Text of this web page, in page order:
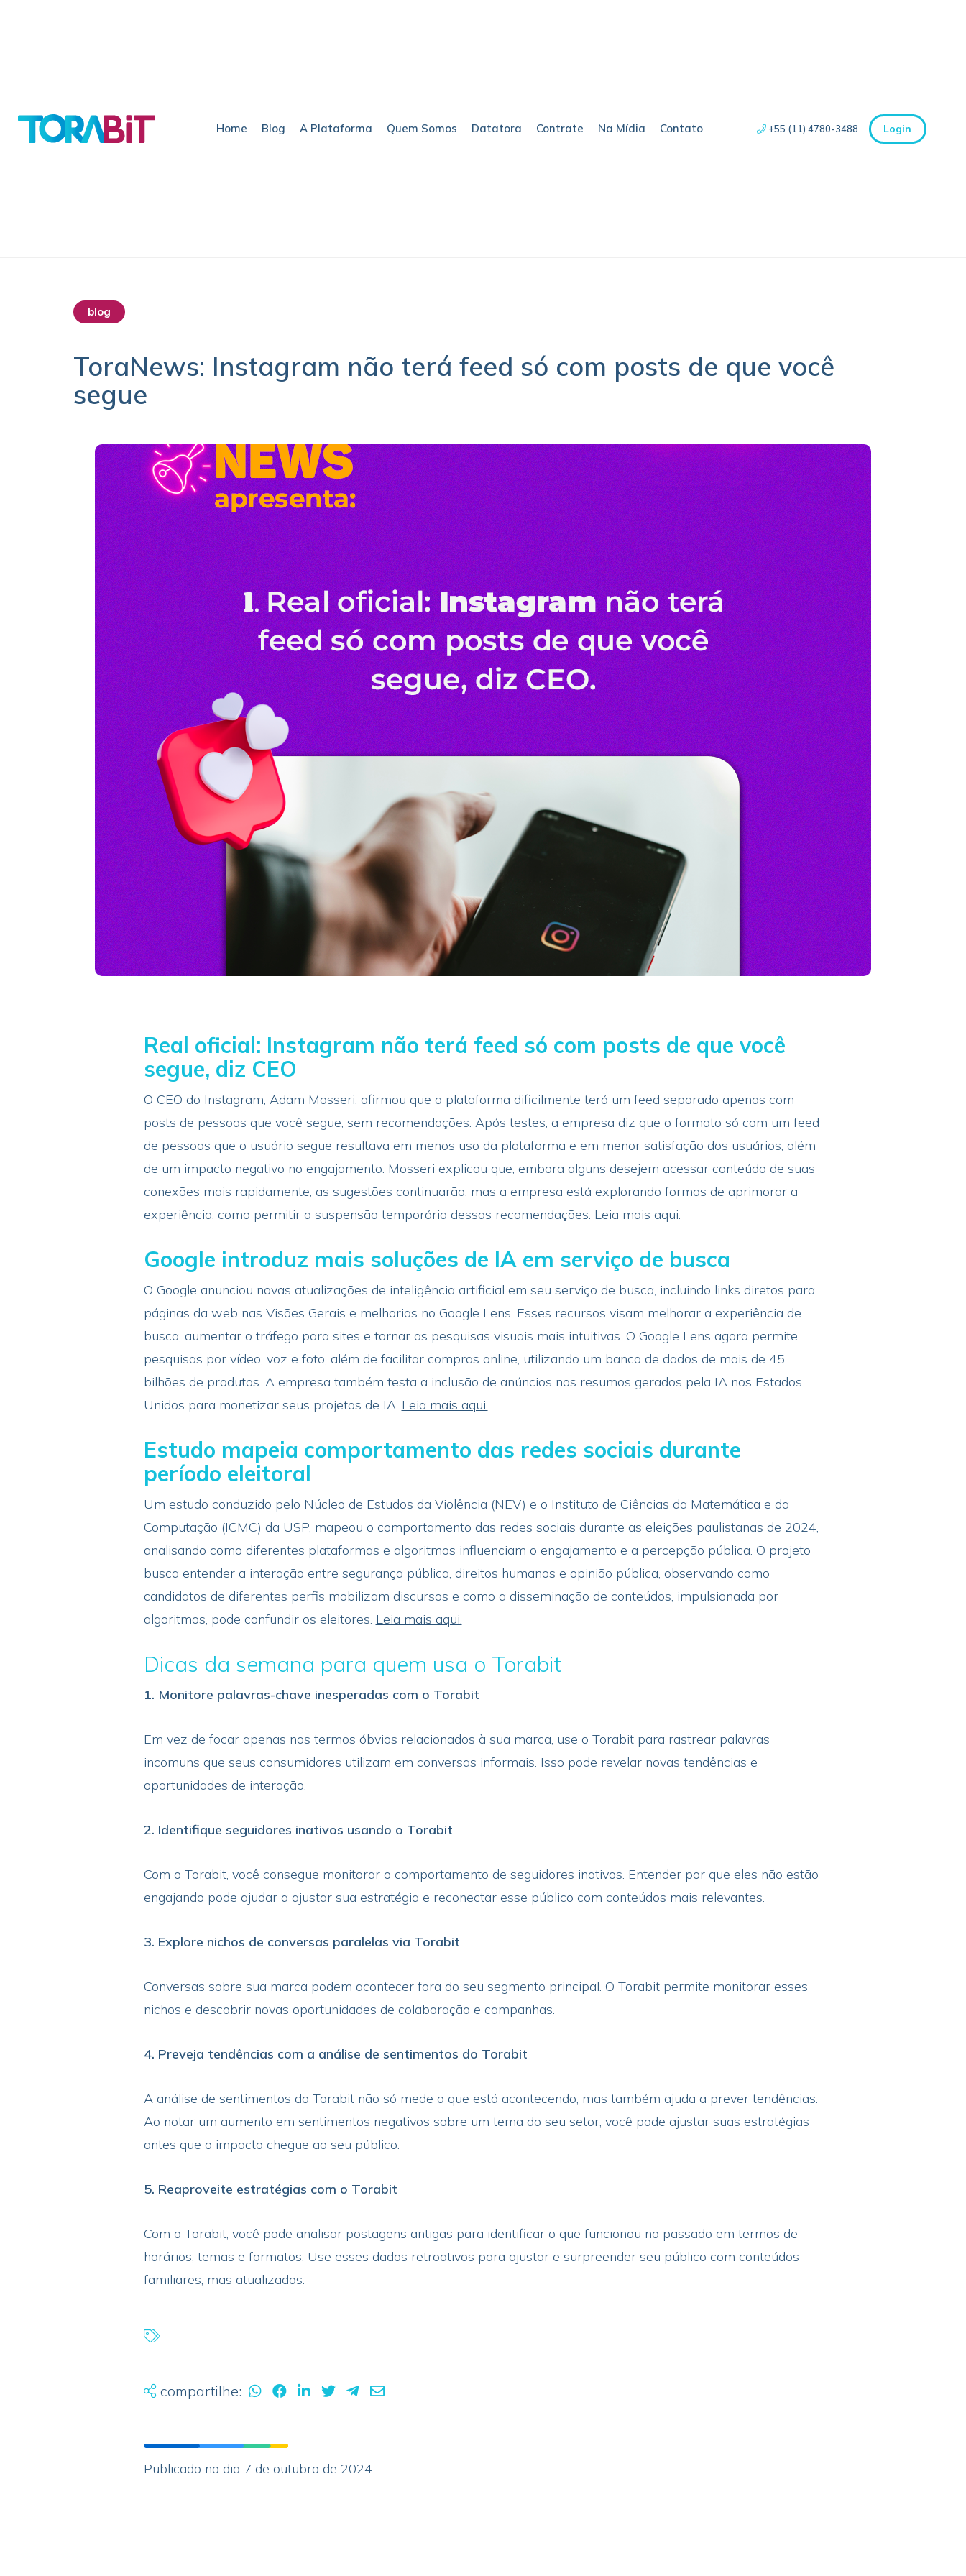
Home Blog A Plataforma Quem Somos Datatora Contrate Na Mídia Contato +55 (11) 4780-3488 Login
blog
ToraNews: Instagram não terá feed só com posts de que você
segue
Real oficial: Instagram não terá feed só com posts de que você
segue, diz CEO
O CEO do Instagram, Adam Mosseri, afirmou que a plataforma dificilmente terá um feed separado apenas com
posts de pessoas que você segue, sem recomendações. Após testes, a empresa diz que o formato só com um feed
de pessoas que o usuário segue resultava em menos uso da plataforma e em menor satisfação dos usuários, além
de um impacto negativo no engajamento. Mosseri explicou que, embora alguns desejem acessar conteúdo de suas
conexões mais rapidamente, as sugestões continuarão, mas a empresa está explorando formas de aprimorar a
experiência, como permitir a suspensão temporária dessas recomendações. Leia mais aqui.
Google introduz mais soluções de IA em serviço de busca
O Google anunciou novas atualizações de inteligência artificial em seu serviço de busca, incluindo links diretos para
páginas da web nas Visões Gerais e melhorias no Google Lens. Esses recursos visam melhorar a experiência de
busca, aumentar o tráfego para sites e tornar as pesquisas visuais mais intuitivas. O Google Lens agora permite
pesquisas por vídeo, voz e foto, além de facilitar compras online, utilizando um banco de dados de mais de 45
bilhões de produtos. A empresa também testa a inclusão de anúncios nos resumos gerados pela IA nos Estados
Unidos para monetizar seus projetos de IA. Leia mais aqui.
Estudo mapeia comportamento das redes sociais durante
período eleitoral
Um estudo conduzido pelo Núcleo de Estudos da Violência (NEV) e o Instituto de Ciências da Matemática e da
Computação (ICMC) da USP, mapeou o comportamento das redes sociais durante as eleições paulistanas de 2024,
analisando como diferentes plataformas e algoritmos influenciam o engajamento e a percepção pública. O projeto
busca entender a interação entre segurança pública, direitos humanos e opinião pública, observando como
candidatos de diferentes perfis mobilizam discursos e como a disseminação de conteúdos, impulsionada por
algoritmos, pode confundir os eleitores. Leia mais aqui.
Dicas da semana para quem usa o Torabit
1. Monitore palavras-chave inesperadas com o Torabit
Em vez de focar apenas nos termos óbvios relacionados à sua marca, use o Torabit para rastrear palavras
incomuns que seus consumidores utilizam em conversas informais. Isso pode revelar novas tendências e
oportunidades de interação.
2. Identifique seguidores inativos usando o Torabit
Com o Torabit, você consegue monitorar o comportamento de seguidores inativos. Entender por que eles não estão
engajando pode ajudar a ajustar sua estratégia e reconectar esse público com conteúdos mais relevantes.
3. Explore nichos de conversas paralelas via Torabit
Conversas sobre sua marca podem acontecer fora do seu segmento principal. O Torabit permite monitorar esses
nichos e descobrir novas oportunidades de colaboração e campanhas.
4. Preveja tendências com a análise de sentimentos do Torabit
A análise de sentimentos do Torabit não só mede o que está acontecendo, mas também ajuda a prever tendências.
Ao notar um aumento em sentimentos negativos sobre um tema do seu setor, você pode ajustar suas estratégias
antes que o impacto chegue ao seu público.
5. Reaproveite estratégias com o Torabit
Com o Torabit, você pode analisar postagens antigas para identificar o que funcionou no passado em termos de
horários, temas e formatos. Use esses dados retroativos para ajustar e surpreender seu público com conteúdos
familiares, mas atualizados.
compartilhe:
Publicado no dia 7 de outubro de 2024